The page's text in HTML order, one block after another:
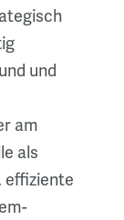
und
am
als
effiziente